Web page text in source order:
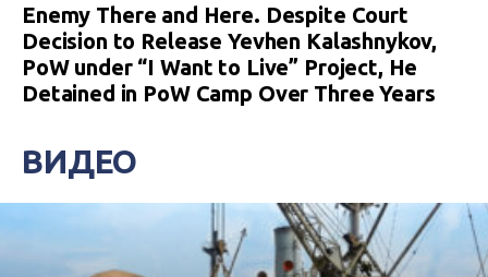
Enemy There and Here. Despite Court
Decision to Release Yevhen Kalashnykov,
PoW under “I Want to Live” Project, He
Detained in PoW Camp Over Three Years
ВИДЕО